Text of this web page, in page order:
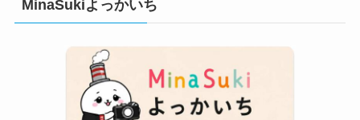
MinaSukiよっかいち